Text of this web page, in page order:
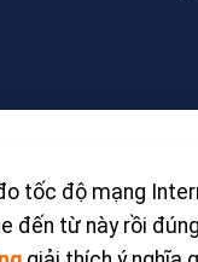
tốc độ mạng
đến từ này rồi